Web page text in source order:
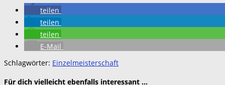
teilen
teilen
teilen
E-Mail
Schlagwörter: Einzelmeisterschaft
Für dich vielleicht ebenfalls interessant …